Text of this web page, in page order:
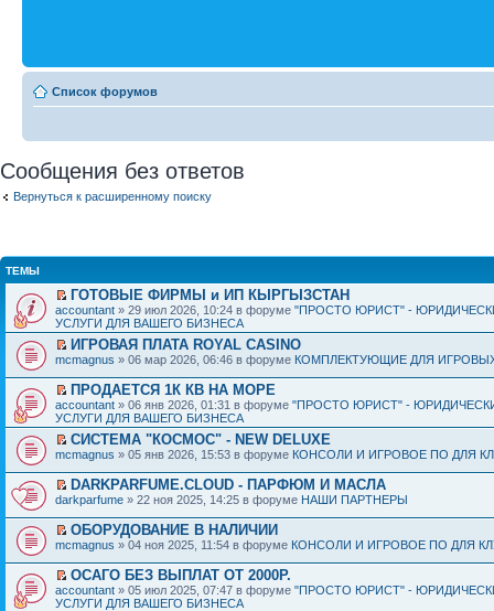
Список форумов
Сообщения без ответов
Вернуться к расширенному поиску
ТЕМЫ
ГОТОВЫЕ ФИРМЫ и ИП КЫРГЫЗСТАН
accountant » 29 июл 2026, 10:24 в форуме "ПРОСТО ЮРИСТ" -
УСЛУГИ ДЛЯ ВАШЕГО БИЗНЕСА
ИГРОВАЯ ПЛАТА ROYAL CASINO
mcmagnus » 06 мар 2026, 06:46 в форуме КОМПЛЕКТУЮЩИЕ ДЛЯ
ПРОДАЕТСЯ 1К КВ НА МОРЕ
accountant » 06 янв 2026, 01:31 в форуме "ПРОСТО ЮРИСТ" -
УСЛУГИ ДЛЯ ВАШЕГО БИЗНЕСА
СИСТЕМА "КОСМОС" - NEW DELUXE
mcmagnus » 05 янв 2026, 15:53 в форуме КОНСОЛИ И ИГРОВОЕ ПО ДЛЯ
DARKPARFUME.CLOUD - ПАРФЮМ И МАСЛА
darkparfume » 22 ноя 2025, 14:25 в форуме НАШИ ПАРТНЕРЫ
ОБОРУДОВАНИЕ В НАЛИЧИИ
mcmagnus » 04 ноя 2025, 11:54 в форуме КОНСОЛИ И ИГРОВОЕ ПО ДЛЯ
ОСАГО БЕЗ ВЫПЛАТ ОТ 2000Р.
accountant » 05 июл 2025, 07:47 в форуме "ПРОСТО ЮРИСТ" -
УСЛУГИ ДЛЯ ВАШЕГО БИЗНЕСА